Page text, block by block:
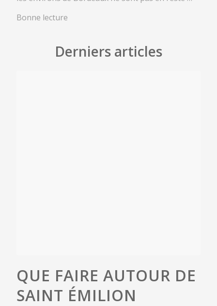
Bonne lecture
Derniers articles
QUE FAIRE AUTOUR DE
SAINT ÉMILION